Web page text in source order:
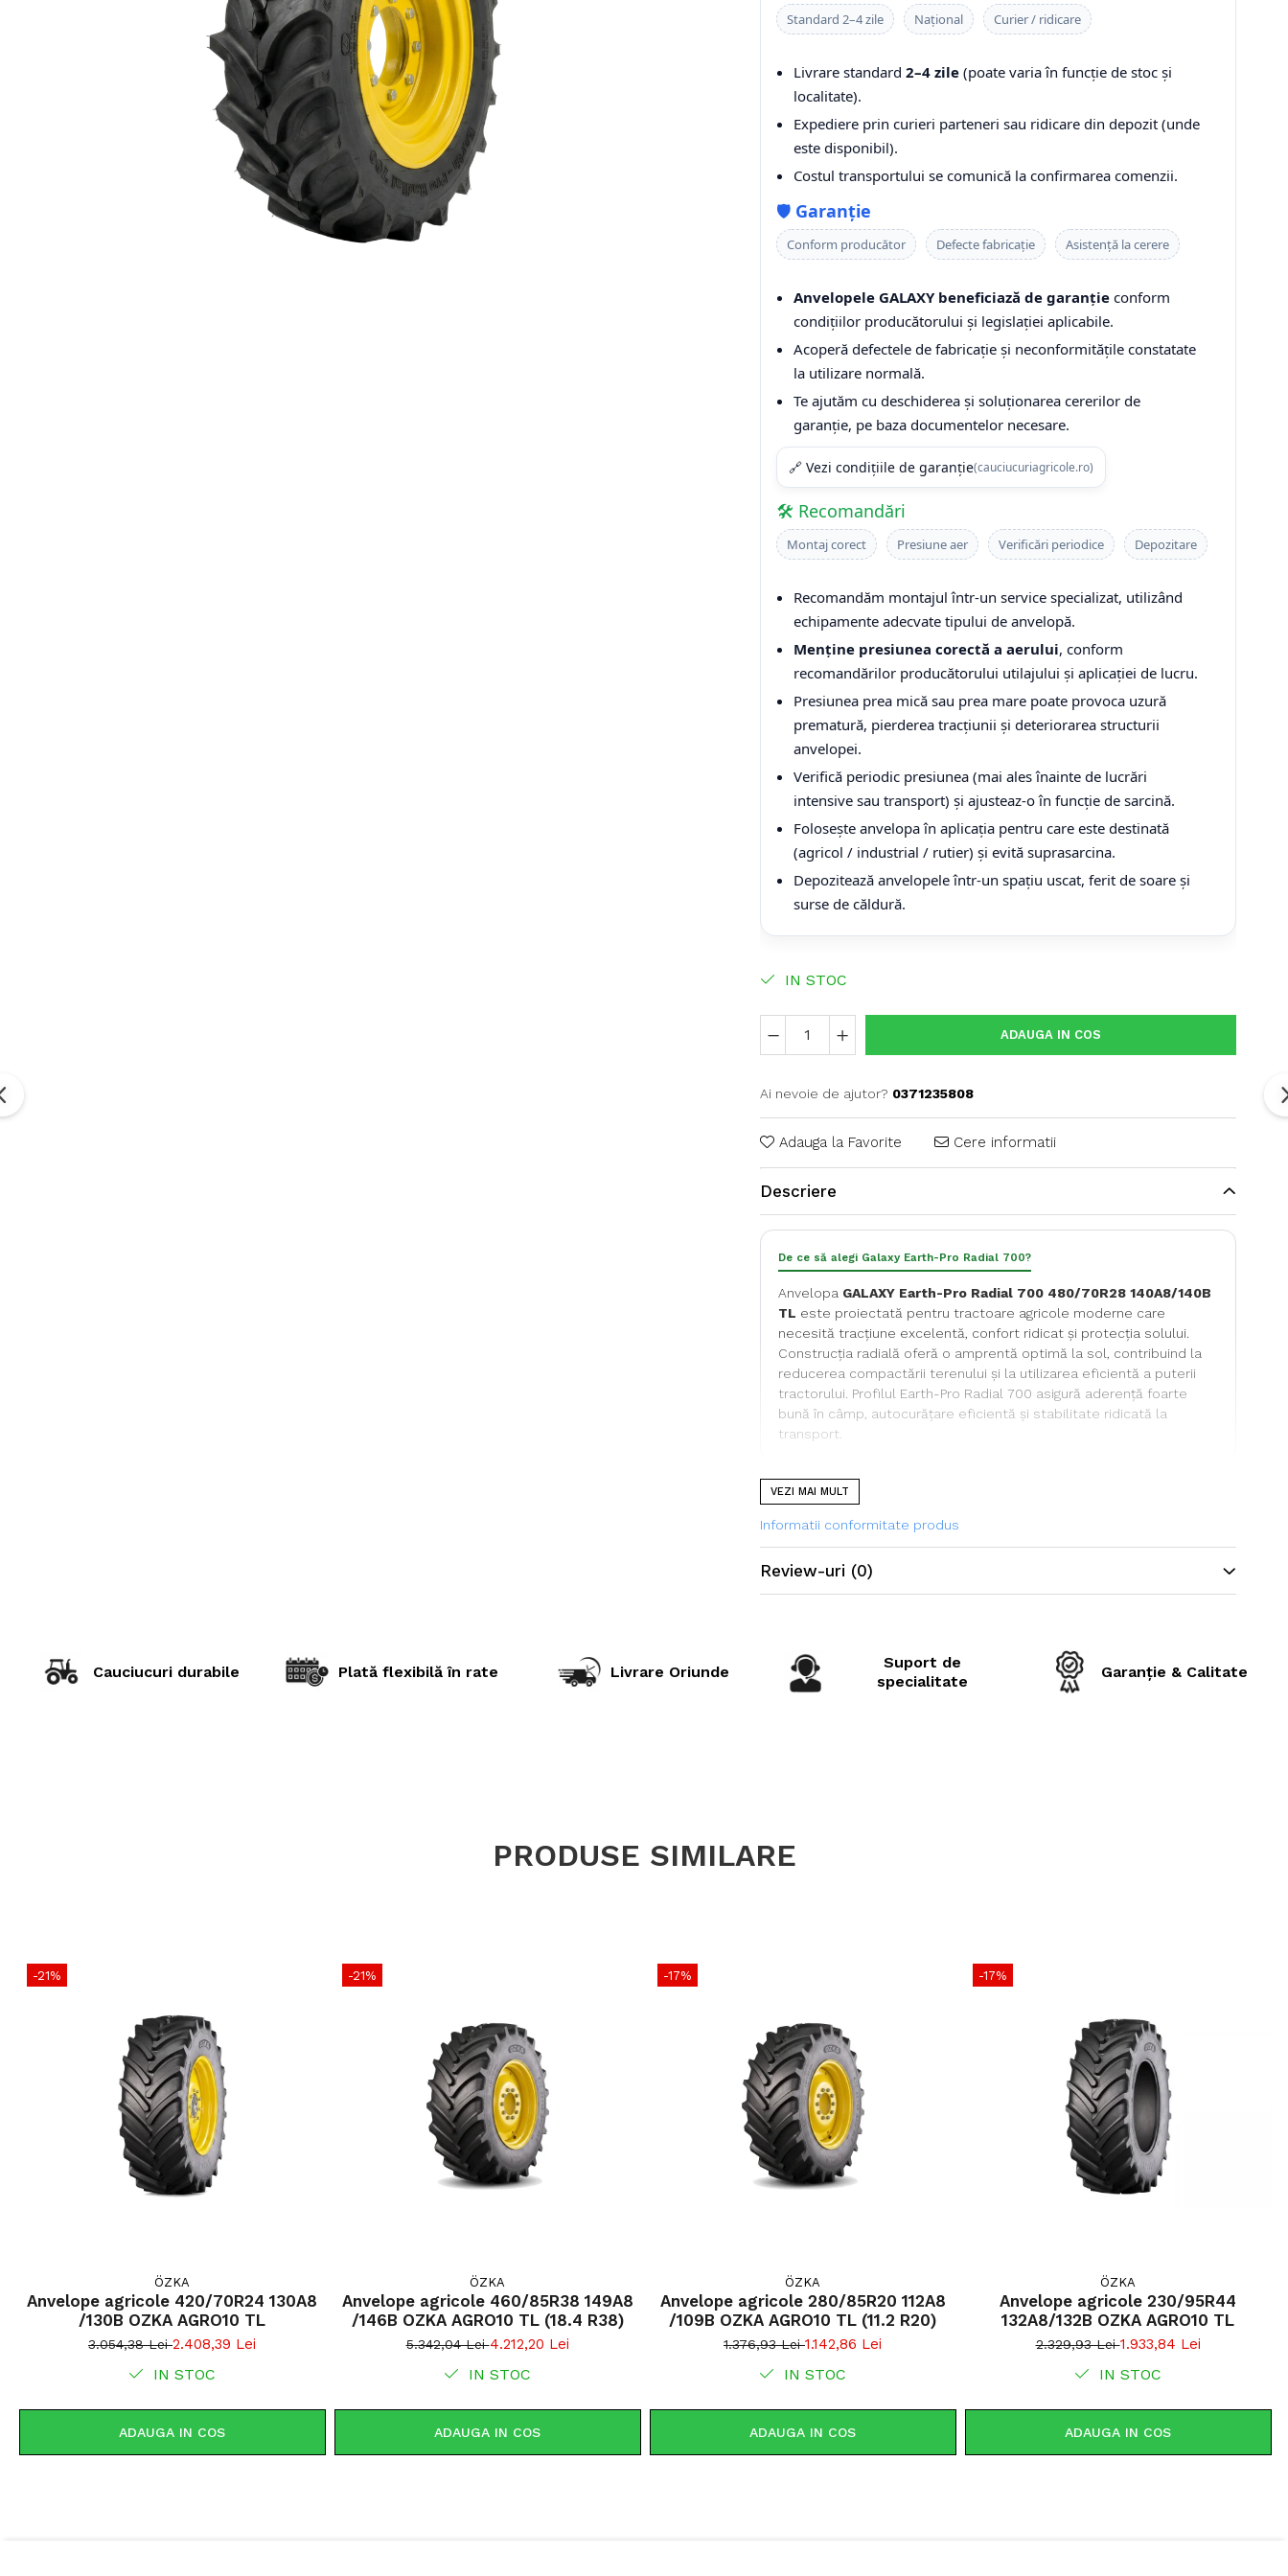
Standard 2–4 zile Național Curier / ridicare
Livrare standard 2–4 zile(poate varia în funcție de stoc și
localitate).
Expediere prin curieri parteneri sau ridicare din depozit (unde
este disponibil).
Costul transportului se comunică la confirmarea comenzii.
🛡️ Garanție
Conform producător Defecte fabricație Asistență la cerere
Anvelopele GALAXY beneficiază de garanțieconform
condițiilor producătorului și legislației aplicabile.
Acoperă defectele de fabricație și neconformitățile constatate
la utilizare normală.
Te ajutăm cu deschiderea și soluționarea cererilor de
garanție, pe baza documentelor necesare.
🔗 Vezi condițiile de garanție(cauciucuriagricole.ro)
🛠️ Recomandări
Montaj corect Presiune aer Verificări periodice Depozitare
Recomandăm montajul într-un service specializat, utilizând
echipamente adecvate tipului de anvelopă.
Menține presiunea corectă a aerului, conform
recomandărilor producătorului utilajului și aplicației de lucru.
Presiunea prea mică sau prea mare poate provoca uzură
prematură, pierderea tracțiunii și deteriorarea structurii
anvelopei.
Verifică periodic presiunea (mai ales înainte de lucrări
intensive sau transport) și ajusteaz-o în funcție de sarcină.
Folosește anvelopa în aplicația pentru care este destinată
(agricol / industrial / rutier) și evită suprasarcina.
Depozitează anvelopele într-un spațiu uscat, ferit de soare și
surse de căldură.
IN STOC
ADAUGA IN COS
Ai nevoie de ajutor? 0371235808
Adauga la Favorite Cere informatii
Descriere
De ce să alegi Galaxy Earth-Pro Radial 700?
Anvelopa GALAXY Earth-Pro Radial 700 480/70R28 140A8/140B
TL este proiectată pentru tractoare agricole moderne care
necesită tracțiune excelentă, confort ridicat și protecția solului.
Construcția radială oferă o amprentă optimă la sol, contribuind la
reducerea compactării terenului și la utilizarea eficientă a puterii
tractorului. Profilul Earth-Pro Radial 700 asigură aderență foarte
bună în câmp, autocurățare eficientă și stabilitate ridicată la
transport.
Specificații tehnice
Model / Profil Earth-Pro Radial 700
Capacitate maximă de
încărcare
2.500 kg / anvelopă
Diametru total estimat
GALAXY
câmp, transport și aplicații mixte
Utilizare & recomandări
Galaxy Earth-Pro Radial 700 480/70R28 este recomandată pentru
tractoare utilizate în lucrări agricole intensive, unde sunt necesare
Tracțiune excelentă în lucrările agricole;
Amprentă optimă la sol pentru reducerea compactării
terenului;
Construcție radială pentru confort și durabilitate;
Stabilitate ridicată la transport și deplasări rutiere;
Potrivită pentru exploatații agricole moderne și aplicații mixte.
VEZI MAI MULT
Informatii conformitate produs
Review-uri (0)
Cauciucuri durabile Plată flexibilă în rate Livrare Oriunde
Suport de
specialitate
Garanție & Calitate
PRODUSE SIMILARE
-21%
ÖZKA
Anvelope agricole 420/70R24 130A8
/130B OZKA AGRO10 TL
3.054,38 Lei2.408,39 Lei
IN STOC
ADAUGA IN COS
-21%
ÖZKA
Anvelope agricole 460/85R38 149A8
/146B OZKA AGRO10 TL (18.4 R38)
5.342,04 Lei4.212,20 Lei
IN STOC
ADAUGA IN COS
-17%
ÖZKA
Anvelope agricole 280/85R20 112A8
/109B OZKA AGRO10 TL (11.2 R20)
1.376,93 Lei1.142,86 Lei
IN STOC
ADAUGA IN COS
-17%
ÖZKA
Anvelope agricole 230/95R44
132A8/132B OZKA AGRO10 TL
2.329,93 Lei1.933,84 Lei
IN STOC
ADAUGA IN COS